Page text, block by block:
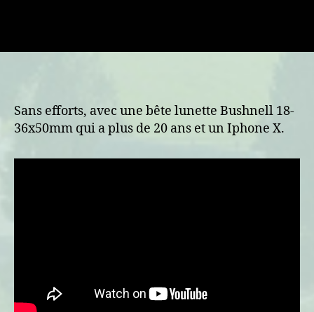
Sans efforts, avec une bête lunette Bushnell 18-
36x50mm qui a plus de 20 ans et un Iphone X.